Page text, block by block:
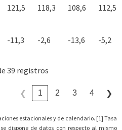
121,5 118,3 108,6 112,5
-11,3 -2,6 -13,6 -5,2
39 registros
❮ 1 2 3 4 ❯
estacionales y de calendario. [1] Tasa
dispone de datos con respecto al mismo